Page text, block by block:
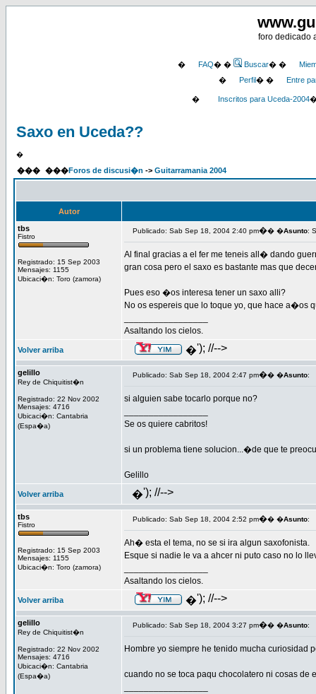
foro dedicado
� FAQ� � Buscar� �
�
Perfil� � Entre
� Inscritos para Uceda-2004
Saxo en Uceda??
�
��� ���Foros de discusi�n -> Guitarramania 2004
Autor
tbs
Fistro
Registrado: 15 Sep 2003
Mensajes: 1155
Ubicaci�n: Toro (zamora)
Publicado: Sab Sep 18, 2004 2:40 pm�� �Asunto:
Al final gracias a el fer me teneis all� dando
gran cosa pero el saxo es bastante mas que
Pues eso �os interesa tener un saxo alli?
No os espereis que lo toque yo, que hace a�os
Asaltando los cielos.
Volver arriba �'); //-->
gelillo
Rey de Chiquitist�n
Registrado: 22 Nov 2002
Mensajes: 4716
Ubicaci�n: Cantabria
(Espa�a)
Publicado: Sab Sep 18, 2004 2:47 pm�� �Asunto:
si alguien sabe tocarlo porque no?
Se os quiere cabritos!
si un problema tiene solucion...�de que te
Gelillo
Volver arriba �'); //-->
tbs
Fistro
Registrado: 15 Sep 2003
Mensajes: 1155
Ubicaci�n: Toro (zamora)
Publicado: Sab Sep 18, 2004 2:52 pm�� �Asunto:
Ah� esta el tema, no se si ira algun saxofonista.
Esque si nadie le va a ahcer ni puto caso no lo
Asaltando los cielos.
Volver arriba �'); //-->
gelillo
Rey de Chiquitist�n
Registrado: 22 Nov 2002
Mensajes: 4716
Ubicaci�n: Cantabria
(Espa�a)
Publicado: Sab Sep 18, 2004 3:27 pm�� �Asunto:
Hombre yo siempre he tenido mucha curiosidad
cuando no se toca paqu chocolatero ni cosas de